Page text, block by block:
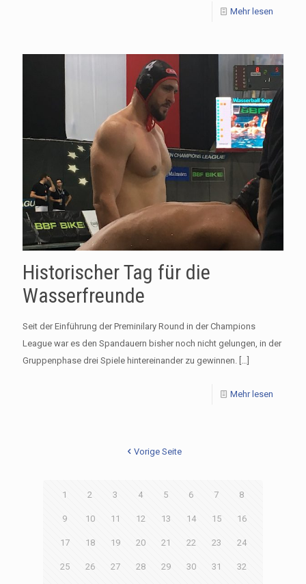
Mehr lesen
Historischer Tag für die
Wasserfreunde
Seit der Einführung der Preminilary Round in der Champions
League war es den Spandauern bisher noch nicht gelungen, in der
Gruppenphase drei Spiele hintereinander zu gewinnen.
Mehr lesen
Vorige Seite
1 2 3 4 5 6 7 8
9 10 11 12 13 14 15 16
17 18 19 20 21 22 23 24
25 26 27 28 29 30 31 32